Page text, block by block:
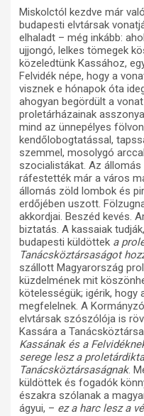
Miskolctól kezdve már
budapesti elvtársak
elhaladt – még inkább:
ujjongó, lelkes tömegek
közeledtünk Kassához,
Felvidék népe, hogy a
visznek e hónapok óta
ahogyan begördült a
proletárházainak
mind az ünnepélyes
kendőlobogtatással,
szemmel, mosolygó
szocialistákat. Az
ráfestették már a város
állomás zöld lombok és
erdőjében uszott.
akkordjai. Beszéd kevés.
biztatás. A kassaiak
budapesti küldöttek a
Tanácsköztársaságot
szállott Magyarország
küzdelmének mit
kötelességük; igérik, hogy
megfelelnek. A
elvtársak szószólója is
Kassára a
Kassának és a
serege lesz a
Tanácsköztársaságnak.
küldöttek és fogadók
északra szólanak a
ágyui, – ez a harc lesz a